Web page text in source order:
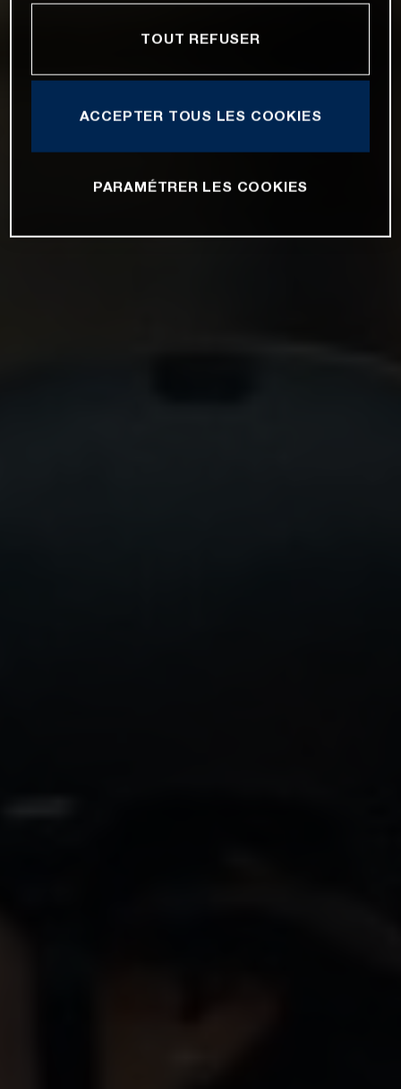
TOUT REFUSER
ACCEPTER TOUS LES COOKIES
PARAMÉTRER LES COOKIES